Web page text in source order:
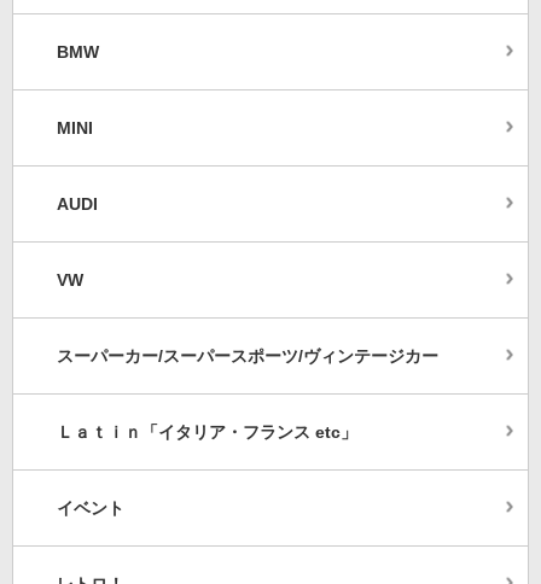
BMW
MINI
AUDI
VW
スーパーカー/スーパースポーツ/ヴィンテージカー
Ｌａｔｉｎ「イタリア・フランス etc」
イベント